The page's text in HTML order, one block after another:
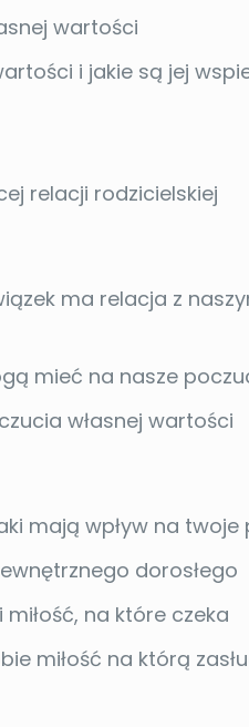
wartości
i jakie są jej
relacji rodzicielskiej
ma relacja z
mieć na nasze
własnej wartości
mają wpływ na
dorosłego
na które czeka
miłość na którą